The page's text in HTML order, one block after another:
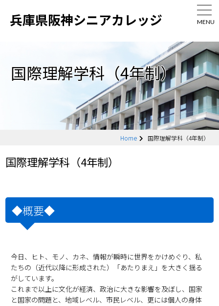
MENU
兵庫県阪神シニアカレッジ
国際理解学科（4年制）
Home 国際理解学科（4年制）
国際理解学科（4年制）
◆概要◆
今日、ヒト、モノ、カネ、情報が瞬時に世界をかけめぐり、私
たちの（近代以降に形成された）「あたりまえ」を大きく揺る
がしています。
これまで以上に文化が経済、政治に大きな影響を及ぼし、国家
と国家の問題と、地域レベル、市民レベル、更には個人の身体